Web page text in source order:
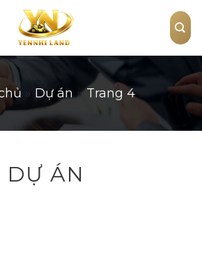
» Dự án »Trang 4
DỰ ÁN